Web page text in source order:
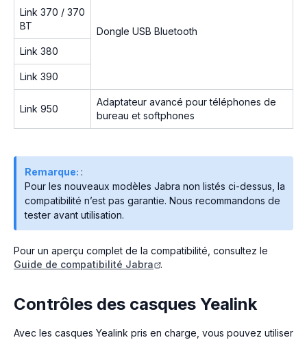
Dongle USB Bluetooth
Link 370 / 370
BT
Link 380
Link 390
Link 950
Adaptateur avancé pour téléphones de
bureau et softphones
Remarque: :
Pour les nouveaux modèles Jabra non listés ci-dessus, la
compatibilité n’est pas garantie. Nous recommandons de
tester avant utilisation.
Pour un aperçu complet de la compatibilité, consultez le
Guide de compatibilité Jabra
.
Contrôles des casques Yealink
Avec les casques Yealink pris en charge, vous pouvez utiliser